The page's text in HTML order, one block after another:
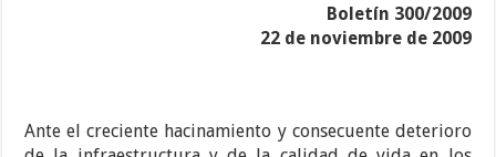
Boletín 300/2009
22 de noviembre de 2009
Ante el creciente hacinamiento y consecuente deterioro